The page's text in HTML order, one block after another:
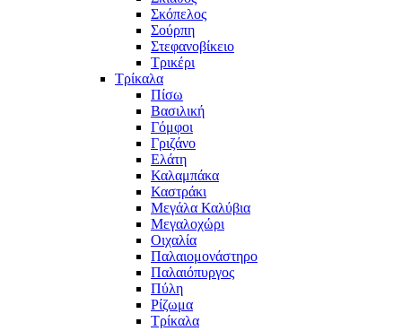
Σκόπελος
Σούρπη
Στεφανοβίκειο
Τρικέρι
Τρίκαλα
Πίσω
Βασιλική
Γόμφοι
Γριζάνο
Ελάτη
Καλαμπάκα
Καστράκι
Μεγάλα Καλύβια
Μεγαλοχώρι
Οιχαλία
Παλαιομονάστηρο
Παλαιόπυργος
Πύλη
Ρίζωμα
Τρίκαλα